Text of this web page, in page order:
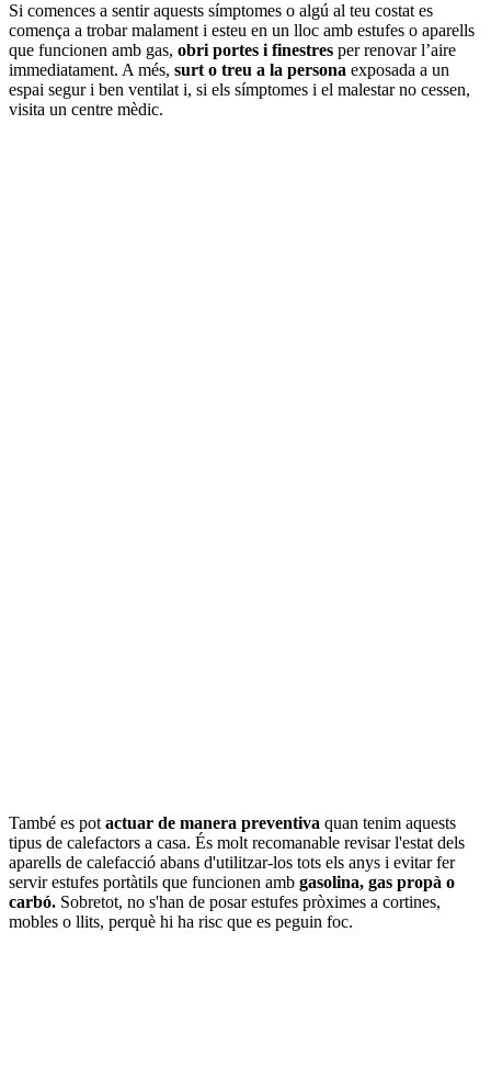
Si comences a sentir aquests símptomes o algú al teu costat es
comença a trobar malament i esteu en un lloc amb estufes o aparells
que funcionen amb gas, obri portes i finestres per renovar l’aire
immediatament. A més, surt o treu a la persona exposada a un
espai segur i ben ventilat i, si els símptomes i el malestar no cessen,
visita un centre mèdic.
També es pot actuar de manera preventiva quan tenim aquests
tipus de calefactors a casa. És molt recomanable revisar l'estat dels
aparells de calefacció abans d'utilitzar-los tots els anys i evitar fer
servir estufes portàtils que funcionen amb gasolina, gas propà o
carbó. Sobretot, no s'han de posar estufes pròximes a cortines,
mobles o llits, perquè hi ha risc que es peguin foc.